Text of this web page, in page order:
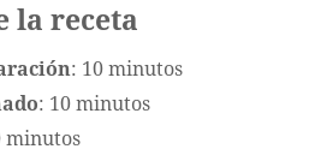
la receta
: 10 minutos
: 10 minutos
minutos